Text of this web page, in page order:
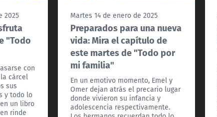
2025
"Todo
con
cárcel
sus
y todo lo
un libro
rinde
Martes 14 de enero de 2025
Preparados para una nueva
vida: Mira el capítulo de
este martes de "Todo por
mi familia"
En un emotivo momento, Emel y
Omer dejan atrás el precario lugar
donde vivieron su infancia y
adolescencia respectivamente.